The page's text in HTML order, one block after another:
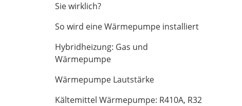
Sie wirklich?
So wird eine Wärmepumpe installiert
Hybridheizung: Gas und
Wärmepumpe
Wärmepumpe Lautstärke
Kältemittel Wärmepumpe: R410A, R32